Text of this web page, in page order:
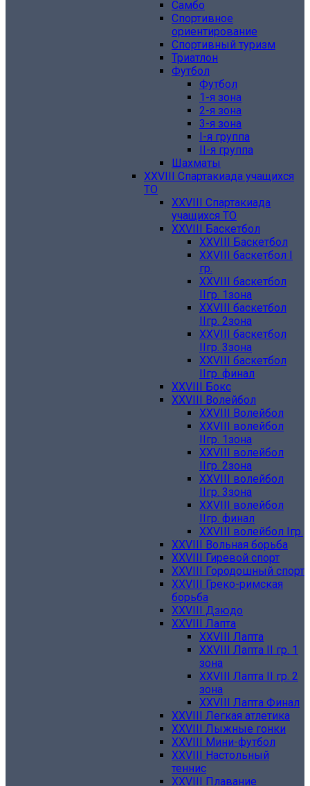
Самбо
Спортивное
ориентирование
Спортивный туризм
Триатлон
Футбол
Футбол
1-я зона
2-я зона
3-я зона
I-я группа
II-я группа
Шахматы
XXVIII Спартакиада учащихся
ТО
XXVIII Спартакиада
учащихся ТО
XXVIII Баскетбол
XXVIII Баскетбол
XXVIII баскетбол I
гр.
XXVIII баскетбол
IIгр. 1зона
XXVIII баскетбол
IIгр. 2зона
XXVIII баскетбол
IIгр. 3зона
XXVIII баскетбол
IIгр. финал
XXVIII Бокс
XXVIII Волейбол
XXVIII Волейбол
XXVIII волейбол
IIгр. 1зона
XXVIII волейбол
IIгр. 2зона
XXVIII волейбол
IIгр. 3зона
XXVIII волейбол
IIгр. финал
XXVIII волейбол Iгр.
XXVIII Вольная борьба
XXVIII Гиревой спорт
XXVIII Городошный спорт
XXVIII Греко-римская
борьба
XXVIII Дзюдо
XXVIII Лапта
XXVIII Лапта
XXVIII Лапта II гр. 1
зона
XXVIII Лапта II гр. 2
зона
XXVIII Лапта Финал
XXVIII Легкая атлетика
XXVIII Лыжные гонки
XXVIII Мини-футбол
XXVIII Настольный
теннис
XXVIII Плавание